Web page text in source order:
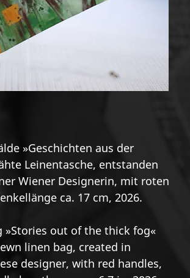
»Geschichten aus der
Leinentasche, entstanden
Wiener Designerin, mit roten
ca. 17 cm, 2026.
out of the thick fog«
linen bag, created in
designer, with red handles,